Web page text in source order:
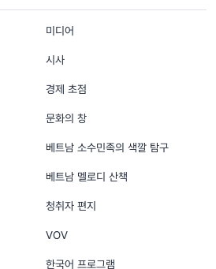
Hàn
미디어
시사
경제 초점
문화의 창
베트남 소수민족의 색깔 탐구
베트남 멜로디 산책
청취자 편지
VOV
한국어 프로그램